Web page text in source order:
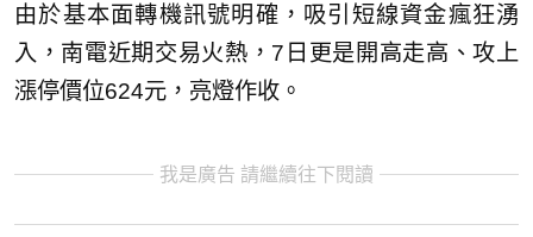
由於基本面轉機訊號明確，吸引短線資金瘋狂湧
入，南電近期交易火熱，7日更是開高走高、攻上
漲停價位624元，亮燈作收。
我是廣告 請繼續往下閱讀